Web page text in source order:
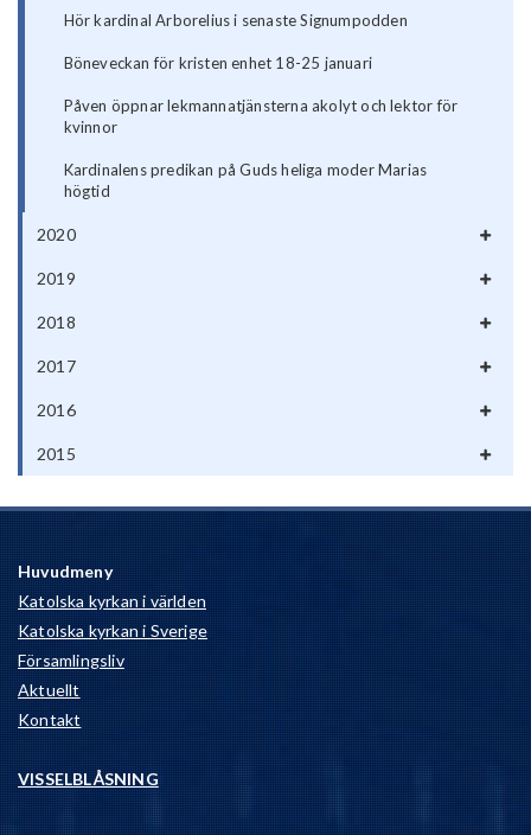
Hör kardinal Arborelius i senaste Signumpodden
Böneveckan för kristen enhet 18-25 januari
Påven öppnar lekmannatjänsterna akolyt och lektor för
kvinnor
Kardinalens predikan på Guds heliga moder Marias
högtid
2020
2019
2018
2017
2016
2015
Huvudmeny
Katolska kyrkan i världen
Katolska kyrkan i Sverige
Församlingsliv
Aktuellt
Kontakt
VISSELBLÅSNING